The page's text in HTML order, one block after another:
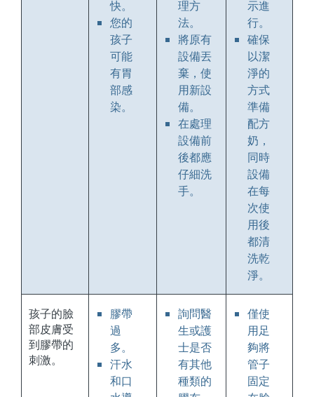
快。
您的
孩子
可能
有胃
部感
染。
理方
法。
將原有
設備丟
棄，使
用新設
備。
在處理
設備前
後都應
仔細洗
手。
示進
行。
確保
以潔
淨的
方式
準備
配方
奶，
同時
設備
在每
次使
用後
都清
洗乾
淨。
孩子的臉
部皮膚受
到膠帶的
刺激。
膠帶
過
多。
汗水
和口
詢問醫
生或護
士是否
有其他
種類的
僅使
用足
夠將
管子
固定